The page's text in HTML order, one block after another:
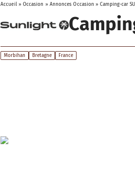
Accueil» Occasion » Annonces Occasion »Camping-car
Morbihan Bretagne France